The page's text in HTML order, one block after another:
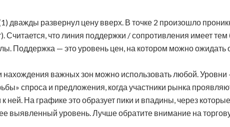
дважды развернул цену вверх. В точке 2 произошло
Считается, что линия поддержки / сопротивления имеет
Поддержка — это уровень цен, на котором можно ожидать
нахождения важных зон можно использовать любой.
спроса и предложения, когда участники рынка
ней. На графике это образует пики и впадины, через
выявленный уровень. Лучше обратите внимание на